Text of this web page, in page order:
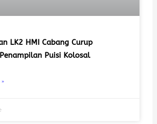
LK2 HMI Cabang Curup
Puisi Kolosal